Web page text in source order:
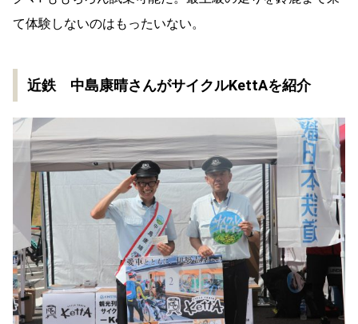
て体験しないのはもったいない。
近鉄 中島康晴さんがサイクルKettAを紹介